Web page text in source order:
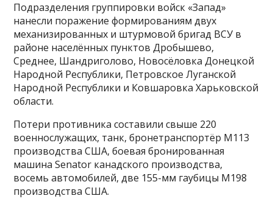
Подразделения группировки войск «Запад»
нанесли поражение формированиям двух
механизированных и штурмовой бригад ВСУ в
районе населённых пунктов Дробышево,
Среднее, Шандриголово, Новосёловка Донецкой
Народной Республики, Петровское Луганской
Народной Республики и Ковшаровка Харьковской
области.
Потери противника составили свыше 220
военнослужащих, танк, бронетранспортёр М113
производства США, боевая бронированная
машина Senator канадского производства,
восемь автомобилей, две 155-мм гаубицы М198
производства США.